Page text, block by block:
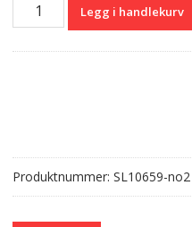
batteri
switch
10E
antall
Legg i handlekurv
Produktnummer: SL10659-no2